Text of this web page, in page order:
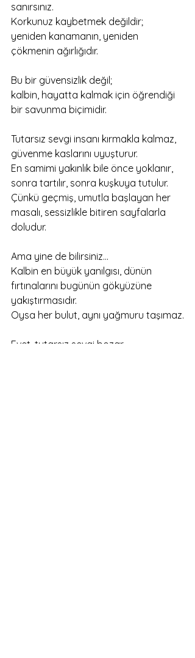
sanırsınız.
Korkunuz kaybetmek değildir;
yeniden kanamanın, yeniden
çökmenin ağırlığıdır.
Bu bir güvensizlik değil;
kalbin, hayatta kalmak için öğrendiği
bir savunma biçimidir.
Tutarsız sevgi insanı kırmakla kalmaz,
güvenme kaslarını uyuşturur.
En samimi yakınlık bile önce yoklanır,
sonra tartılır, sonra kuşkuya tutulur.
Çünkü geçmiş, umutla başlayan her
masalı, sessizlikle bitiren sayfalarla
doludur.
Ama yine de bilirsiniz…
Kalbin en büyük yanılgısı, dünün
fırtınalarını bugünün gökyüzüne
yakıştırmasıdır.
Oysa her bulut, aynı yağmuru taşımaz.
Evet, tutarsız sevgi bozar.